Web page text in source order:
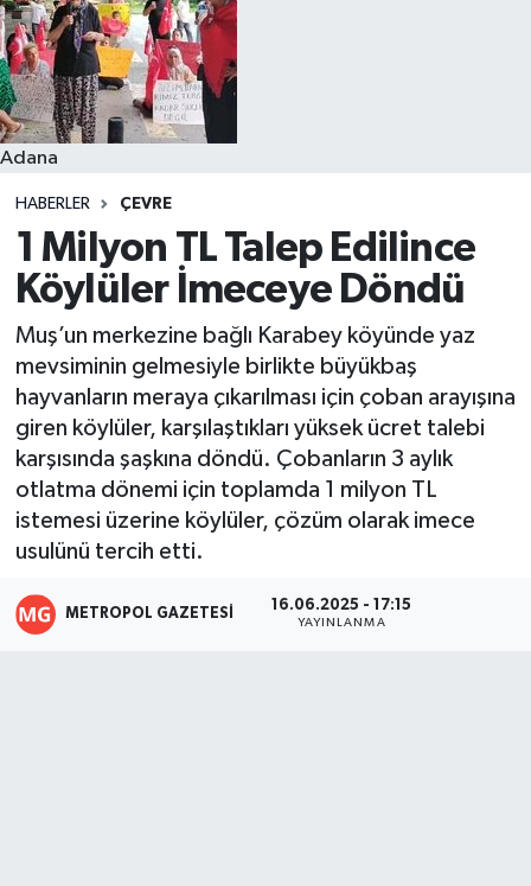
Adana
HABERLER ÇEVRE
1 Milyon TL Talep Edilince
Köylüler İmeceye Döndü
Muş’un merkezine bağlı Karabey köyünde yaz
mevsiminin gelmesiyle birlikte büyükbaş
hayvanların meraya çıkarılması için çoban arayışına
giren köylüler, karşılaştıkları yüksek ücret talebi
karşısında şaşkına döndü. Çobanların 3 aylık
otlatma dönemi için toplamda 1 milyon TL
istemesi üzerine köylüler, çözüm olarak imece
usulünü tercih etti.
METROPOL GAZETESI 16.06.2025 - 17:15
YAYINLANMA
Resmi İlanlar